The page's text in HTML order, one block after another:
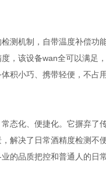
测机制，自带温度补偿功
，该设备wan全可以满足，
积小巧、携带轻便，不占
态化、便捷化。它摒弃了
解决了日常酒精度检测不
的品质把控和普通人的日